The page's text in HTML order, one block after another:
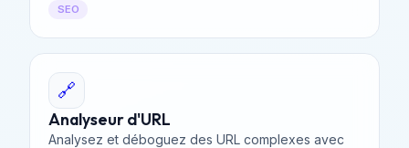
SEO
🔗
Analyseur d'URL
Analysez et déboguez des URL complexes avec